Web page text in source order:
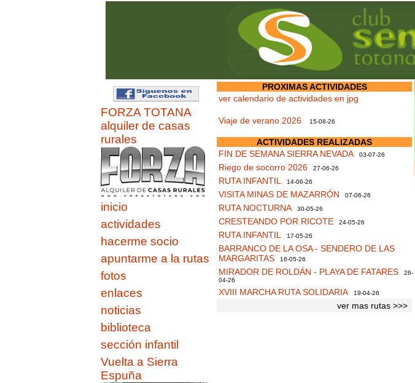
FORZA TOTANA
alquiler de casas
rurales
inicio
actividades
hacerme socio
apuntarme a la rutas
fotos
enlaces
noticias
biblioteca
sección infantil
Vuelta a Sierra
Espuña
PROXIMAS ACTIVIDADES
ver calendario de actividades en jpg
Viaje de verano 2026 15-08-26
ACTIVIDADES REALIZADAS
FIN DE SEMANA SIERRA NEVADA 03-07-26
Riego de socorro 2026 27-06-26
RUTA INFANTIL 14-06-26
VISITA MINAS DE MAZARRÓN 07-06-26
RUTA NOCTURNA 30-05-26
CRESTEANDO POR RICOTE 24-05-26
RUTA INFANTIL 17-05-26
BARRANCO DE LA OSA - SENDERO DE LAS
MARGARITAS 16-05-26
MIRADOR DE ROLDÁN - PLAYA DE FATARES 26-
04-26
XVIII MARCHA RUTA SOLIDARIA 19-04-26
ver mas rutas >>>